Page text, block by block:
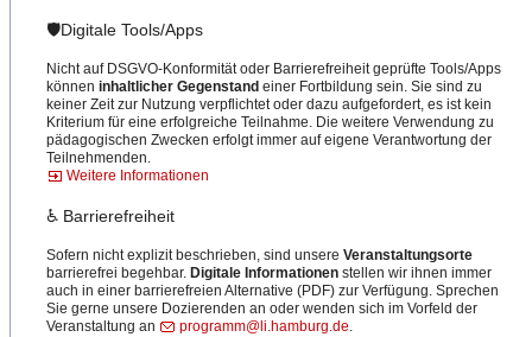
🛡️Digitale Tools/Apps
Nicht auf DSGVO-Konformität oder Barrierefreiheit geprüfte Tools/Apps
können inhaltlicher Gegenstand einer Fortbildung sein. Sie sind zu
keiner Zeit zur Nutzung verpflichtet oder dazu aufgefordert, es ist kein
Kriterium für eine erfolgreiche Teilnahme. Die weitere Verwendung zu
pädagogischen Zwecken erfolgt immer auf eigene Verantwortung der
Teilnehmenden.
Weitere Informationen
♿ Barrierefreiheit
Sofern nicht explizit beschrieben, sind unsere Veranstaltungsorte
barrierefrei begehbar. Digitale Informationen stellen wir ihnen immer
auch in einer barrierefreien Alternative (PDF) zur Verfügung. Sprechen
Sie gerne unsere Dozierenden an oder wenden sich im Vorfeld der
Veranstaltung an
programm@li.hamburg.de.